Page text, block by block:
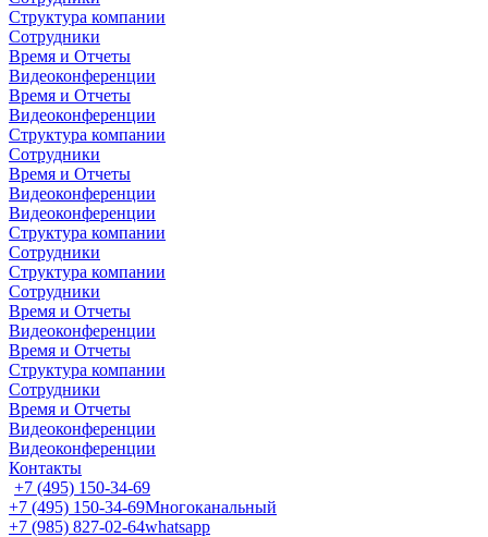
Структура компании
Сотрудники
Время и Отчеты
Видеоконференции
Время и Отчеты
Видеоконференции
Структура компании
Сотрудники
Время и Отчеты
Видеоконференции
Видеоконференции
Структура компании
Сотрудники
Структура компании
Сотрудники
Время и Отчеты
Видеоконференции
Время и Отчеты
Структура компании
Сотрудники
Время и Отчеты
Видеоконференции
Видеоконференции
Контакты
+7 (495) 150-34-69
+7 (495) 150-34-69Многоканальный
+7 (985) 827-02-64whatsapp